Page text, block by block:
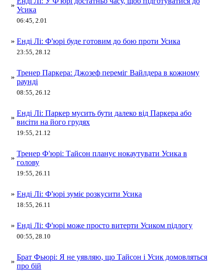
»
Усика
06:45, 2.01
» Енді Лі: Ф'юрі буде готовим до бою проти Усика
23:55, 28.12
»
Тренер Паркера: Джозеф переміг Вайлдера в кожному
раунді
08:55, 26.12
»
Енді Лі: Паркер мусить бути далеко від Паркера або
висіти на його грудях
19:55, 21.12
»
Тренер Ф'юрі: Тайсон планує нокаутувати Усика в
голову
19:55, 26.11
» Енді Лі: Ф'юрі зуміє розкусити Усика
18:55, 26.11
» Енді Лі: Ф'юрі може просто витерти Усиком підлогу
00:55, 28.10
»
Брат Фьюрі: Я не уявляю, що Тайсон і Усик домовляться
про бій